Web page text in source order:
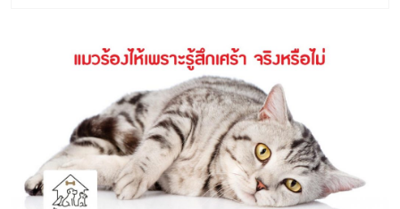
ด้วยสารอาหารประเภทคาร์โบไฮเดรตเป็นหลัก ซึ่งถ้าน้องแมว
ได้รับคาร์โบไฮเดรตมากเกินไป บวกกับไม่ค่อยได้เคลื่อนไหว
ร่างกายระหว่างวัน อาจนำไปสู่ภาวะโรคอ้วน และในระยะยาว
อาจก่อให้เกิดโรคเบาหวานได้ นอกจากนี้ยังพบว่า ข้าวโพดยัง
กระตุ้นให้เกิดอาการแพ้อาหารในสัตว์เลี้ยงบางชนิด สัตว์แพทย์
แนะนำว่า เมล็ดข้าวโพดไม่ใช่อาหารที่เหมาะสมสำหรับแมว เมื่อ
การที่อาหารหลงเหลือจากการถูกย่อย หรือถูกดูดซึมจะผ่านเข้า
มาเก็บกักไว้ที่ลำไส้ใหญ่ก่อนจะถูกขับออกมาจากร่างกาย ดัง
นั้น สาเหตุแรก ๆ ที่ สุนัขถ่ายเหลว ให้เราตั้งสมมติฐานไว้ก่อน
เลยว่า อาจเกิดจากเรื่องการกินอาหาร ความเหลว รูปร่างและ
ความเป็นก้อน ปริมาณ กลิ่น สี ความถี่ ก่อนอื่นเรามาเรียนรู้
เกี่ยวกับ “อึน้องหมา” ไปทีละเรื่องนะคะ เพราะ อึสามารถบอก